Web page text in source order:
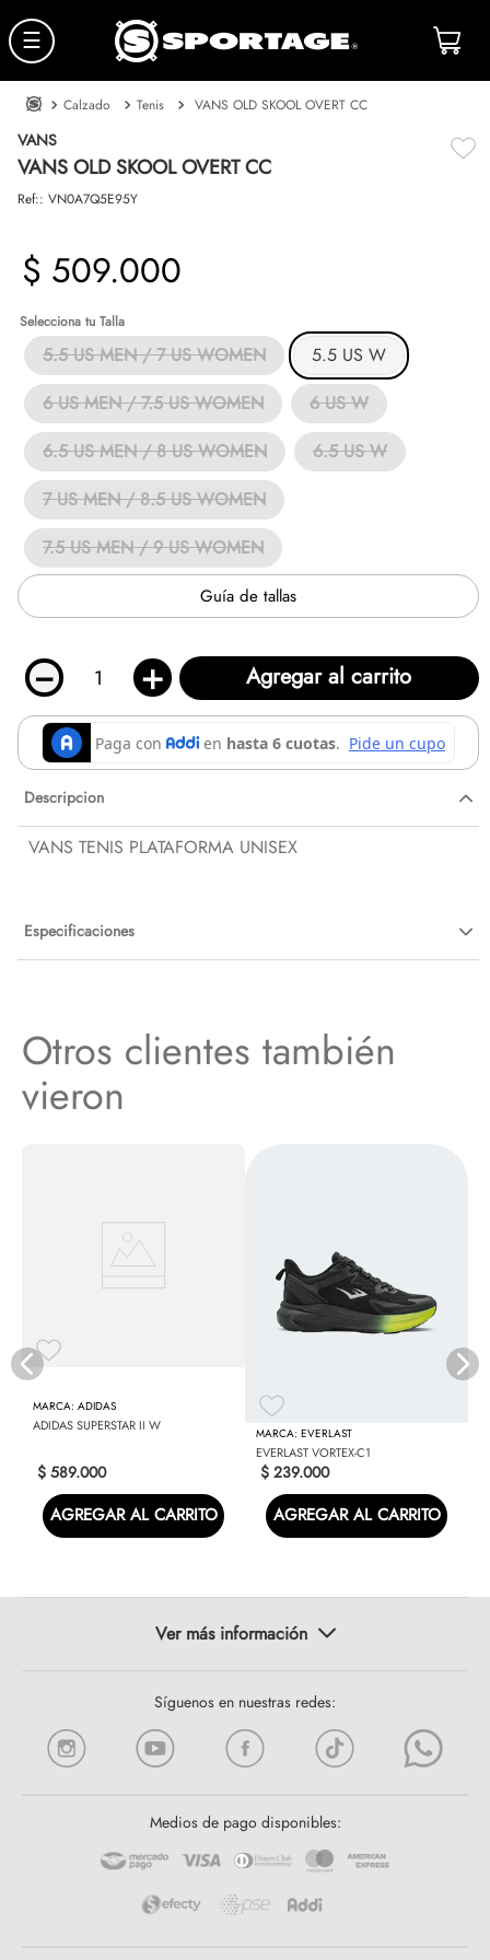
☰
Calzado Tenis VANS OLD SKOOL OVERT CC
VANS
VANS OLD SKOOL OVERT CC
Ref:: VN0A7Q5E95Y
$ 509.000
Talla
5.5 US MEN / 7 US WOMEN
5.5 US W
6 US MEN / 7.5 US WOMEN
6 US W
6.5 US MEN / 8 US WOMEN
6.5 US W
7 US MEN / 8.5 US WOMEN
7.5 US MEN / 9 US WOMEN
Guía de tallas
＋
－ Agregar al carrito
Descripcion
VANS TENIS PLATAFORMA UNISEX
Especificaciones
Otros clientes también
vieron
ADIDAS
ADIDAS SUPERSTAR II W
$ 589.000
AGREGAR AL CARRITO
EVERLAST
EVERLAST VORTEX-C1
$ 239.000
AGREGAR AL CARRITO
Síguenos en nuestras redes:
Medios de pago disponibles: